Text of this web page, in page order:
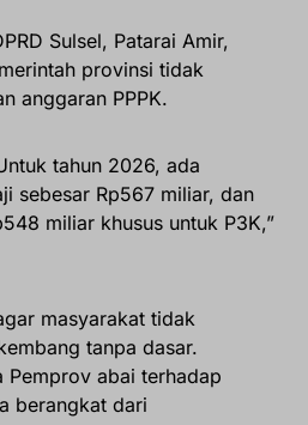
Sulsel, Patarai Amir,
provinsi tidak
anggaran PPPK.
tahun 2026, ada
sebesar Rp567 miliar, dan
miliar khusus untuk P3K,”
masyarakat tidak
tanpa dasar.
Pemprov abai terhadap
berangkat dari